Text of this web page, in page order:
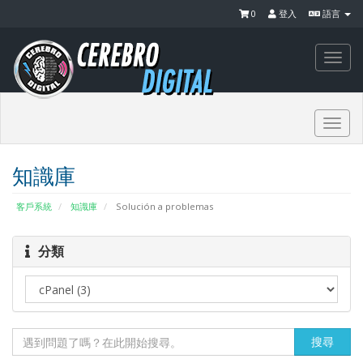
語言
登入
0
知識庫
客戶系統 知識庫 Solución a problemas
分類